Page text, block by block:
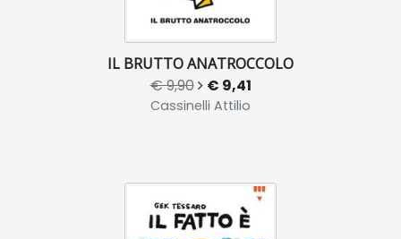
IL BRUTTO ANATROCCOLO
€ 9,90 € 9,41
Cassinelli Attilio